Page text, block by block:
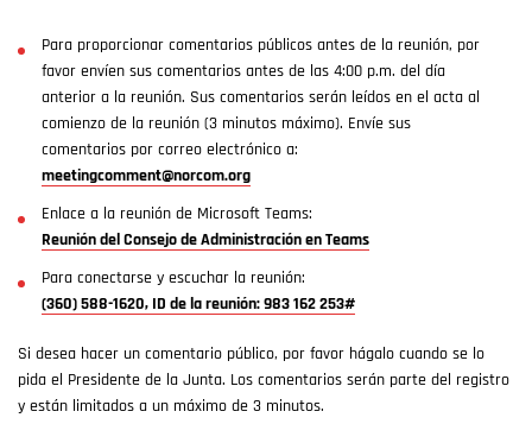
Para proporcionar comentarios públicos antes de la reunión, por
favor envíen sus comentarios antes de las 4:00 p.m. del día
anterior a la reunión. Sus comentarios serán leídos en el acta al
comienzo de la reunión (3 minutos máximo). Envíe sus
comentarios por correo electrónico a:
meetingcomment@norcom.org
Enlace a la reunión de Microsoft Teams:
Reunión del Consejo de Administración en Teams
Para conectarse y escuchar la reunión:
(360) 588-1620, ID de la reunión: 983 162 253#
Si desea hacer un comentario público, por favor hágalo cuando se lo
pida el Presidente de la Junta. Los comentarios serán parte del registro
y están limitados a un máximo de 3 minutos.